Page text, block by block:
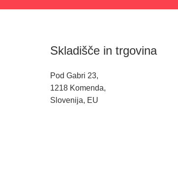
Skladišče in trgovina
Pod Gabri 23,
1218 Komenda,
Slovenija, EU